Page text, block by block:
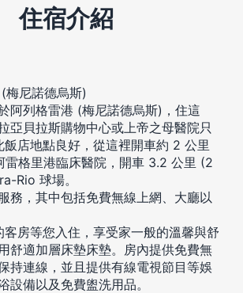
住宿介紹
梅尼諾德烏斯)
阿列格雷港 (梅尼諾德烏斯)，住這
亞貝拉斯購物中心或上帝之母醫院只
店地點良好，從這裡開車約 2 公里
雷格里港臨床醫院，開車 3.2 公里 (2
Rio 球場。
務，其中包括免費無線上網、大廳以
房等您入住，享受家一般的溫馨與舒
舒適加層床墊床墊。房內提供免費無
持連線，並且提供有線電視節目等娛
設備以及免費盥洗用品。